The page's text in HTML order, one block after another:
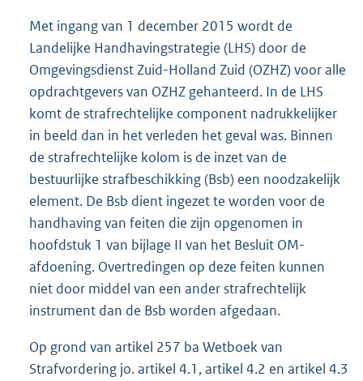
Met ingang van 1 december 2015 wordt de
Landelijke Handhavingstrategie (LHS) door de
Omgevingsdienst Zuid-Holland Zuid (OZHZ) voor alle
opdrachtgevers van OZHZ gehanteerd. In de LHS
komt de strafrechtelijke component nadrukkelijker
in beeld dan in het verleden het geval was. Binnen
de strafrechtelijke kolom is de inzet van de
bestuurlijke strafbeschikking (Bsb) een noodzakelijk
element. De Bsb dient ingezet te worden voor de
handhaving van feiten die zijn opgenomen in
hoofdstuk 1 van bijlage II van het Besluit OM-
afdoening. Overtredingen op deze feiten kunnen
niet door middel van een ander strafrechtelijk
instrument dan de Bsb worden afgedaan.
Op grond van artikel 257 ba Wetboek van
Strafvordering jo. artikel 4.1, artikel 4.2 en artikel 4.3